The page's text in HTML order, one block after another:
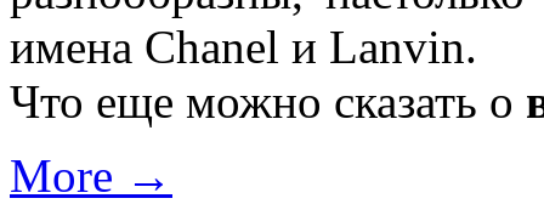
имена Chanel и Lanvin.
Что еще можно сказать о
More →